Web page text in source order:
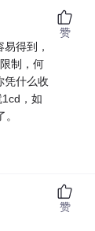
得到，
制，何
凭什么收
，如
赞
赞